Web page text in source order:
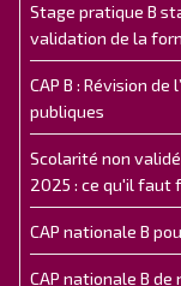
Stage pratique B
validation de la
CAP B : Révision
publiques
Scolarité non
2025 : ce qu'il faut
CAP nationale B
CAP nationale B